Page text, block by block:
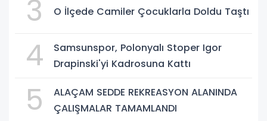
3 O İlçede Camiler Çocuklarla Doldu Taştı
4
Samsunspor, Polonyalı Stoper Igor
Drapinski'yi Kadrosuna Kattı
5
ALAÇAM SEDDE REKREASYON ALANINDA
ÇALIŞMALAR TAMAMLANDI